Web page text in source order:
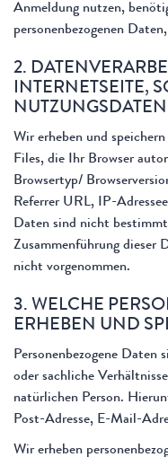
Anmeldung nutzen,
personenbezogenen
2.
INTERNETSEITE,
NUTZUNGSDATEN
Wir erheben und
Files, die Ihr Browser
Browsertyp/
Referrer URL, IP-
Daten sind nicht
Zusammenführung dieser
nicht vorgenommen.
3. WELCHE
ERHEBEN UND
Personenbezogene Daten
oder sachliche
natürlichen Person.
Post-Adresse, E-Mail-
Wir erheben